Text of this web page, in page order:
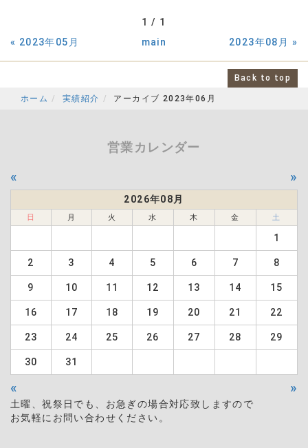
1 / 1
« 2023年05月 main 2023年08月 »
Back to top
ホーム 実績紹介 アーカイブ 2023年06月
営業カレンダー
« »
2026年08月
日 月 火 水 木 金 土
1
2 3 4 5 6 7 8
9 10 11 12 13 14 15
16 17 18 19 20 21 22
23 24 25 26 27 28 29
30 31
« »
土曜、祝祭日でも、お急ぎの場合対応致しますので
お気軽にお問い合わせください。